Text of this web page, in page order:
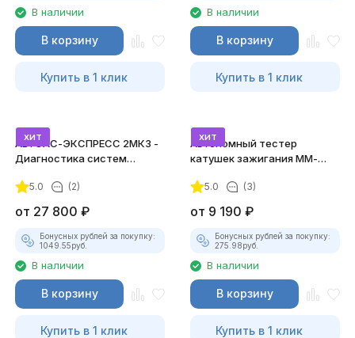
В наличии
В корзину
Купить в 1 клик
В наличии
В корзину
Купить в 1 клик
хит
АВТОАС-ЭКСПРЕСС 2МК3 -
Диагностика систем
5.0 (2)
от 27 800 ₽
Бонусных рублей за покупку:
1049.55руб.
В наличии
В корзину
Купить в 1 клик
хит
Автономный тестер
катушек зажигания ММ-
комплект)
5.0 (3)
от 9 190 ₽
Бонусных рублей за покупку:
275.98руб.
В наличии
В корзину
Купить в 1 клик